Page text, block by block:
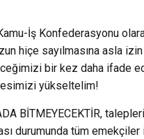
İş Konfederasyonu
hiçe sayılmasına asla izin
bir kez daha ifade
yükseltelim!
BİTMEYECEKTİR,
durumunda tüm